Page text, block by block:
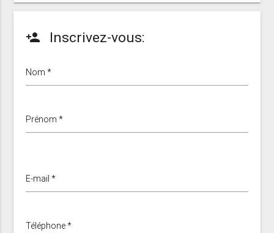
person_add Inscrivez-vous:
Nom *
Prénom *
E-mail *
Téléphone *